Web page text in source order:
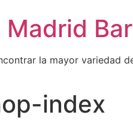
Madrid
la mayor
index